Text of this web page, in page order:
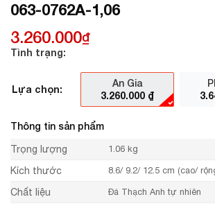
063-0762A-1,06
3.260.000₫
Tình trạng:
Lựa chọn:
An Gia
3.260.000 ₫
Thông tin sản phẩm
Trọng lượng 1.06 kg
Kích thước 8.6/ 9.2/ 12.5 cm (cao/
Chất liệu Đá Thạch Anh tự nhiên